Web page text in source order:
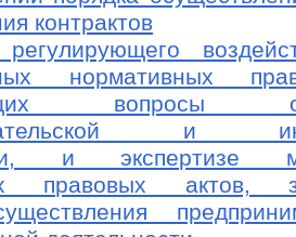
контрактов
нормативных
вопросы
и
и экспертизе
правовых актов,